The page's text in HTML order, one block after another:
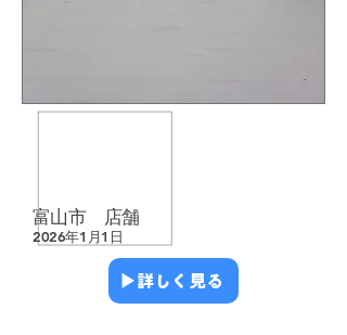
​富山市 店舗
2026年1月1日
▶︎詳しく見る